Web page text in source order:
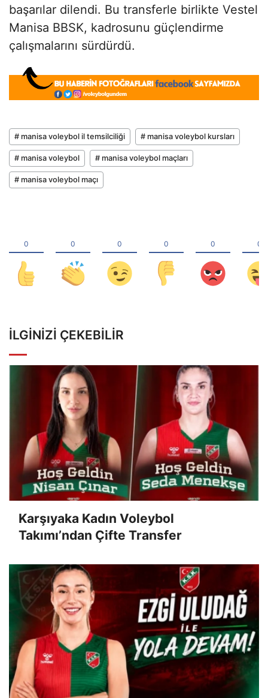
başarılar dilendi. Bu transferle birlikte Vestel
Manisa BBSK, kadrosunu güçlendirme
çalışmalarını sürdürdü.
# manisa voleybol il temsilciliği # manisa voleybol kursları
# manisa voleybol # manisa voleybol maçları
# manisa voleybol maçı
İLGINIZI ÇEKEBILIR
Karşıyaka Kadın Voleybol
Takımı’ndan Çifte Transfer